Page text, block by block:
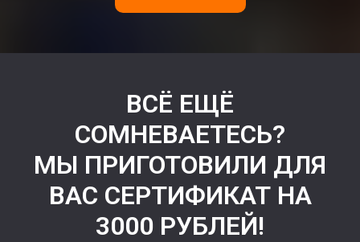
ВСЁ ЕЩЁ
СОМНЕВАЕТЕСЬ?
МЫ ПРИГОТОВИЛИ ДЛЯ
ВАС СЕРТИФИКАТ НА
3000 РУБЛЕЙ!